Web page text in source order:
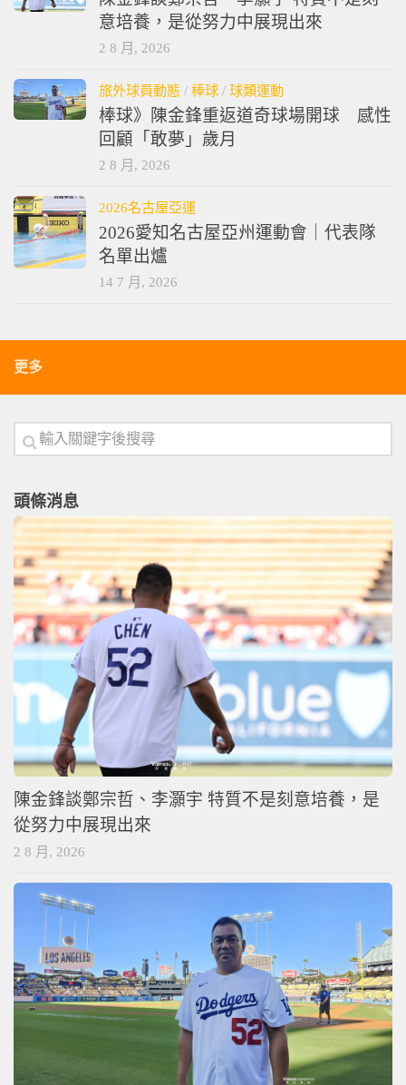
意培養，是從努力中展現出來
2 8 月, 2026
旅外球員動態 / 棒球 / 球類運動
棒球》陳金鋒重返道奇球場開球 感性
回顧「敢夢」歲月
2 8 月, 2026
2026名古屋亞運
2026愛知名古屋亞州運動會｜代表隊
名單出爐
14 7 月, 2026
更多
頭條消息
陳金鋒談鄭宗哲、李灝宇 特質不是刻意培養，是
從努力中展現出來
2 8 月, 2026